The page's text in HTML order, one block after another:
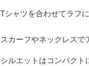
Tシャツを合わせてラフ
スカーフやネックレスで
シルエットはコンパクト